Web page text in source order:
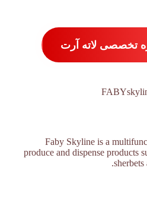
تخصصی لاته آرت
Faby Skyline is a
produce and dispense products
sherbets